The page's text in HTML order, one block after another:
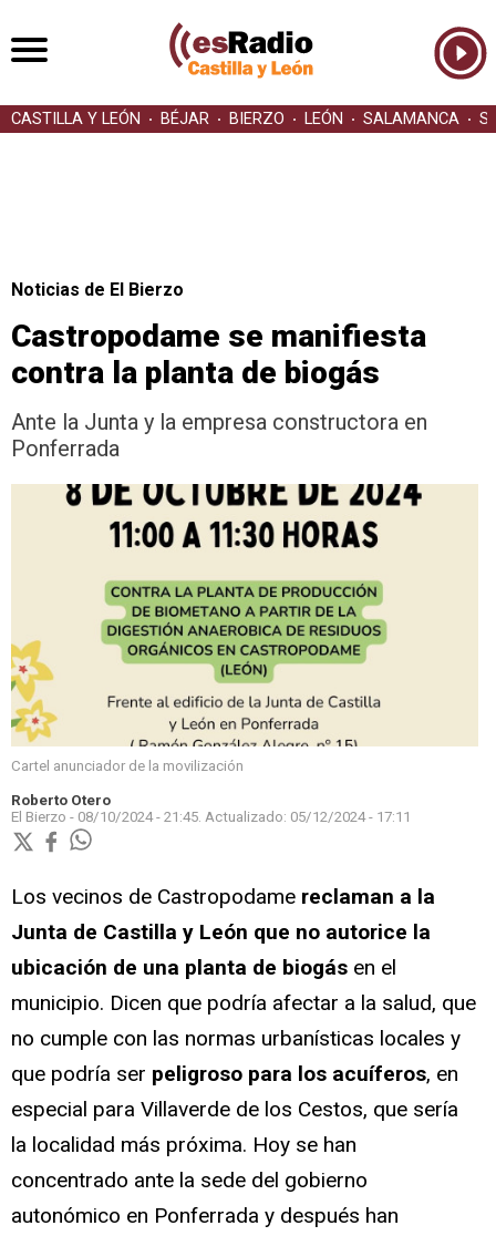
CASTILLA Y LEÓN BÉJAR BIERZO LEÓN SALAMANCA
Noticias de El Bierzo
Castropodame se manifiesta
contra la planta de biogás
Ante la Junta y la empresa constructora en
Ponferrada
Cartel anunciador de la movilización
Roberto Otero
El Bierzo - 08/10/2024 - 21:45. Actualizado: 05/12/2024 - 17:11
Los vecinos de Castropodame reclaman a la
Junta de Castilla y León que no autorice la
ubicación de una planta de biogás en el
municipio. Dicen que podría afectar a la salud, que
no cumple con las normas urbanísticas locales y
que podría ser peligroso para los acuíferos, en
especial para Villaverde de los Cestos, que sería
la localidad más próxima. Hoy se han
concentrado ante la sede del gobierno
autonómico en Ponferrada y después han